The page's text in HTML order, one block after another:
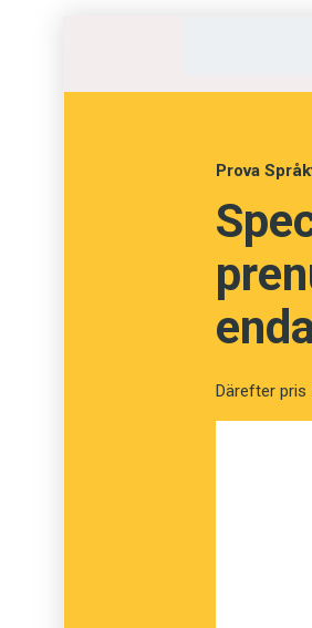
polis rätt att beslagta
ett värde av 10 000
Prova
Därefter pris